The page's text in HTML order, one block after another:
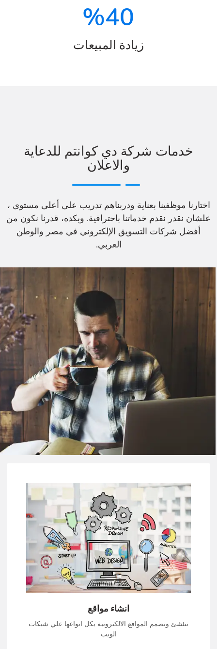
40
%
زيادة المبيعات
خدمات شركة دي كوانتم للدعاية
والاعلان
اختارنا موظفينا بعناية ودربناهم تدريب على أعلى مستوى ،
علشان نقدر نقدم خدماتنا باحترافية. وبكده، قدرنا نكون من
أفضل شركات التسويق الإلكتروني في مصر والوطن
العربي.
انشاء مواقع
ننئشئ ونصمم المواقع الالكترونية بكل انواعها علي شبكات
الويب